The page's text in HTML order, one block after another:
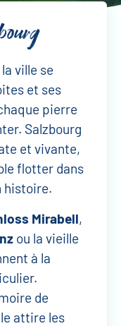
ville se
et ses
pierre
Salzbourg
et vivante,
flotter dans
histoire.
Mirabell,
ou la vieille
à la
de
attire les